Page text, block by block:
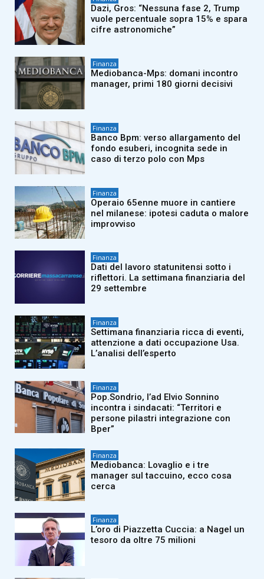
Dazi, Gros: “Nessuna fase 2, Trump
vuole percentuale sopra 15% e spara
cifre astronomiche”
Finanza
Mediobanca-Mps: domani incontro
manager, primi 180 giorni decisivi
Finanza
Banco Bpm: verso allargamento del
fondo esuberi, incognita sede in
caso di terzo polo con Mps
Finanza
Operaio 65enne muore in cantiere
nel milanese: ipotesi caduta o malore
improvviso
Finanza
Dati del lavoro statunitensi sotto i
riflettori. La settimana finanziaria del
29 settembre
Finanza
Settimana finanziaria ricca di eventi,
attenzione a dati occupazione Usa.
L’analisi dell’esperto
Finanza
Pop.Sondrio, l’ad Elvio Sonnino
incontra i sindacati: “Territori e
persone pilastri integrazione con
Bper”
Finanza
Mediobanca: Lovaglio e i tre
manager sul taccuino, ecco cosa
cerca
Finanza
L’oro di Piazzetta Cuccia: a Nagel un
tesoro da oltre 75 milioni